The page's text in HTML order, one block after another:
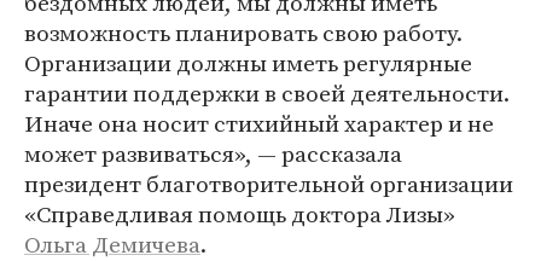
возможность планировать свою работу.
Организации должны иметь регулярные
гарантии поддержки в своей деятельности.
Иначе она носит стихийный характер и не
может развиваться», — рассказала
президент благотворительной организации
«Справедливая помощь доктора Лизы»
Ольга Демичева.